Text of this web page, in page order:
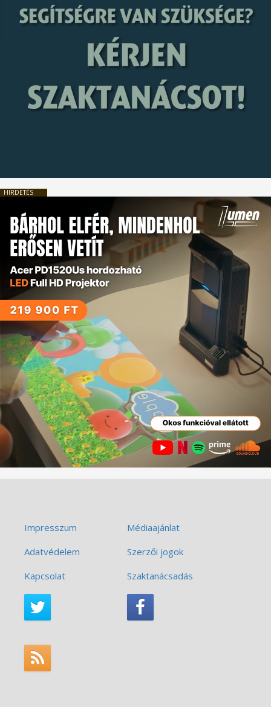
HIRDETÉS
Impresszum
Médiaajánlat
Adatvédelem
Szerzői jogok
Kapcsolat
Szaktanácsadás